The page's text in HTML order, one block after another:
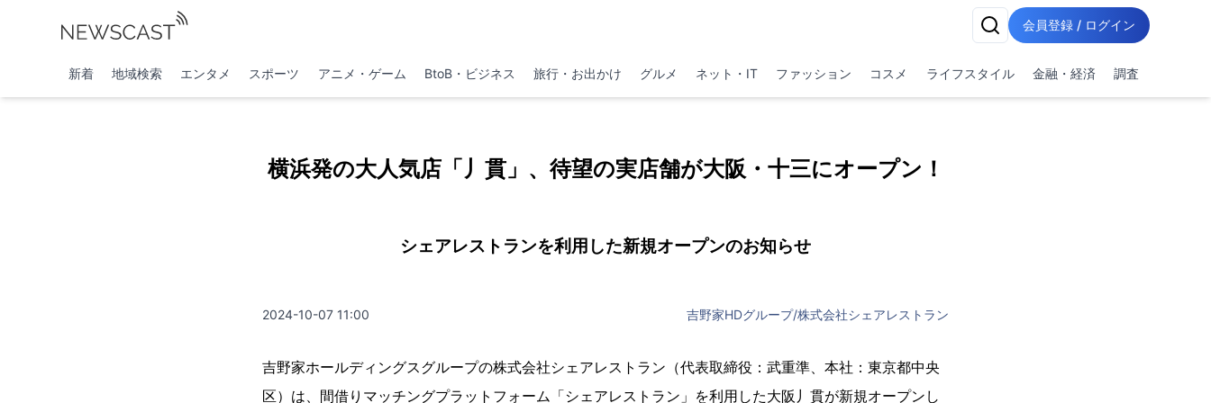
会員登録 / ログイン
新着 地域検索 エンタメ スポーツ アニメ・ゲーム BtoB・ビジネス 旅行・お出かけ グルメ ネット・IT ファッション コスメ ライフスタイル 金融・経済 調査
横浜発の大人気店「丿貫」、待望の実店舗が大阪・十三にオープン！
シェアレストランを利用した新規オープンのお知らせ
2024-10-07 11:00 吉野家HDグループ/株式会社シェアレストラン
吉野家ホールディングスグループの株式会社シェアレストラン（代表取締役：武重準、本社：東京都中央
区）は、間借りマッチングプラットフォーム「シェアレストラン」を利用した大阪丿貫が新規オープンし